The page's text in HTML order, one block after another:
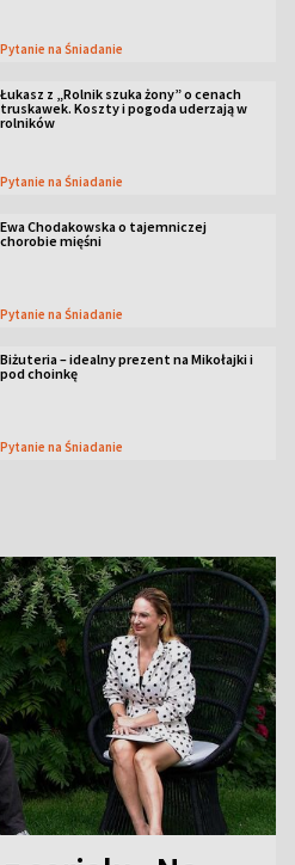
Pytanie na Śniadanie
Łukasz z „Rolnik szuka żony” o cenach
truskawek. Koszty i pogoda uderzają w
rolników
Pytanie na Śniadanie
Ewa Chodakowska o tajemniczej
chorobie mięśni
Pytanie na Śniadanie
Biżuteria – idealny prezent na Mikołajki i
pod choinkę
Pytanie na Śniadanie